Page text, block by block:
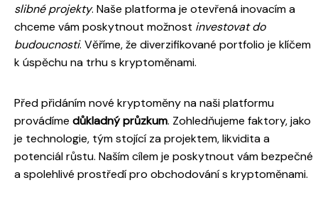
slibné projekty. Naše platforma je otevřená inovacím a
chceme vám poskytnout možnost investovat do
budoucnosti. Věříme, že diverzifikované portfolio je klíčem
k úspěchu na trhu s kryptoměnami.
Před přidáním nové kryptoměny na naši platformu
provádíme důkladný průzkum. Zohledňujeme faktory, jako
je technologie, tým stojící za projektem, likvidita a
potenciál růstu. Naším cílem je poskytnout vám bezpečné
a spolehlivé prostředí pro obchodování s kryptoměnami.